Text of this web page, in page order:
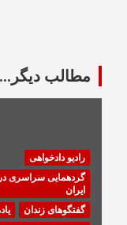
مطالب دیگر...
رادیو دادخواهی
گردهمایی سراسری
ایران
گفتگوهای زندان